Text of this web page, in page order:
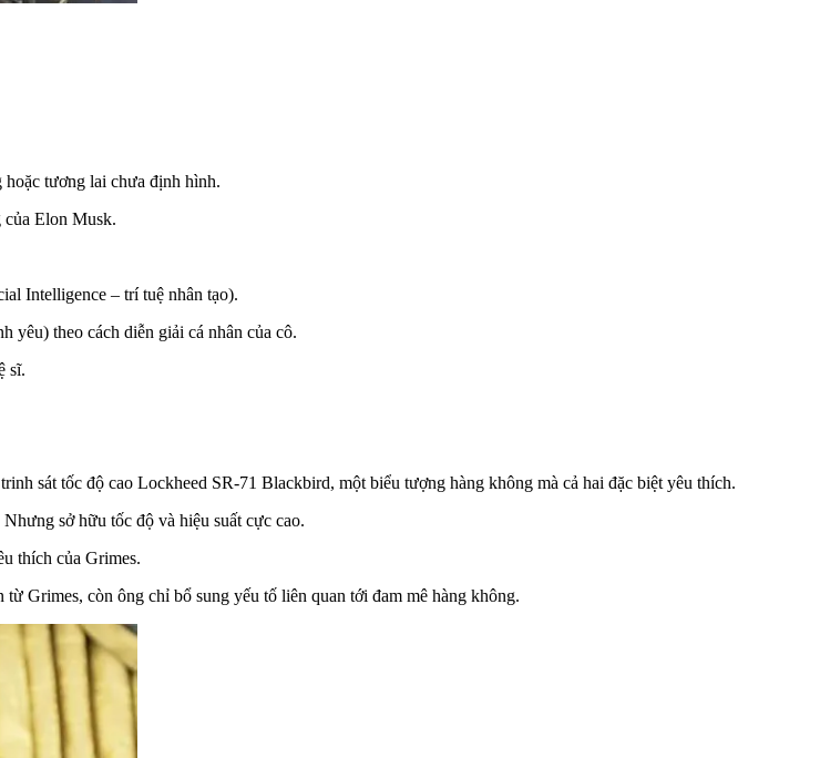
tương lai chưa định hình.
của Elon Musk.
Intelligence – trí tuệ nhân tạo).
yêu) theo cách diễn giải cá nhân của cô.
sĩ.
sát tốc độ cao Lockheed SR-71 Blackbird, một biểu tượng hàng không mà cả hai đặc biệt yêu thích.
sở hữu tốc độ và hiệu suất cực cao.
thích của Grimes.
Grimes, còn ông chỉ bổ sung yếu tố liên quan tới đam mê hàng không.